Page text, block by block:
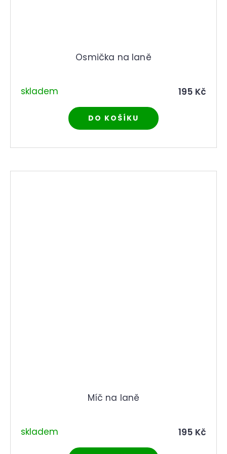
Osmička na laně
skladem 195 Kč
DO KOŠÍKU
Míč na laně
skladem 195 Kč